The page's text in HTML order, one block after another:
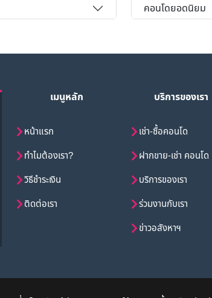
คอนโดยอดนิยม
เมนูหลัก
หน้าแรก
ทำไมต้องเรา?
วิธีชำระเงิน
ติดต่อเรา
บริการของเรา
เช่า-ซื้อคอนโด
ฝากขาย-เช่า คอนโด
บริการของเรา
ร่วมงานกับเรา
ข่าวอสังหาฯ